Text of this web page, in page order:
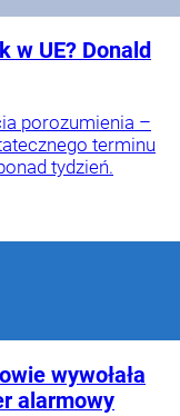
w UE? Donald
porozumienia –
terminu
tydzień.
wywołała
alarmowy